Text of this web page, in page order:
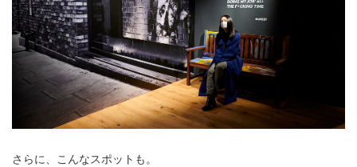
さらに、こんなスポットも。